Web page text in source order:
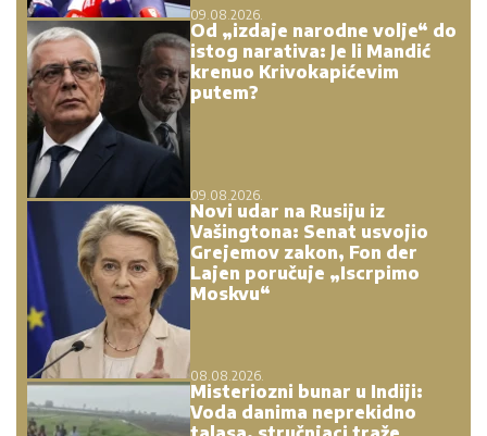
09.08.2026.
Od „izdaje narodne volje“ do
istog narativa: Je li Mandić
krenuo Krivokapićevim
putem?
09.08.2026.
Novi udar na Rusiju iz
Vašingtona: Senat usvojio
Grejemov zakon, Fon der
Lajen poručuje „Iscrpimo
Moskvu“
08.08.2026.
Misteriozni bunar u Indiji:
Voda danima neprekidno